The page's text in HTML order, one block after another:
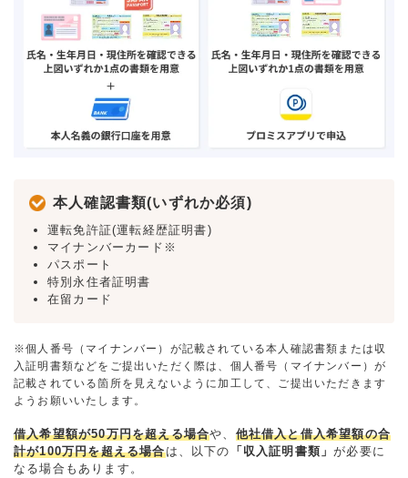
本人確認書類(いずれか必須)
運転免許証(運転経歴証明書)
マイナンバーカード※
パスポート
特別永住者証明書
在留カード
※個人番号（マイナンバー）が記載されている本人確認書類または収
入証明書類などをご提出いただく際は、個人番号（マイナンバー）が
記載されている箇所を見えないように加工して、ご提出いただきます
ようお願いいたします。
借入希望額が50万円を超える場合や、 他社借入と借入希望額の合
計が100万円を超える場合は、以下の 「収入証明書類」が必要に
なる場合もあります。